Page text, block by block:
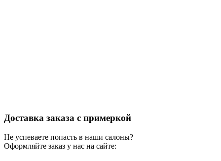
Доставка заказа с примеркой
Не успеваете попасть в наши салоны?
Оформляйте заказ у нас на сайте: